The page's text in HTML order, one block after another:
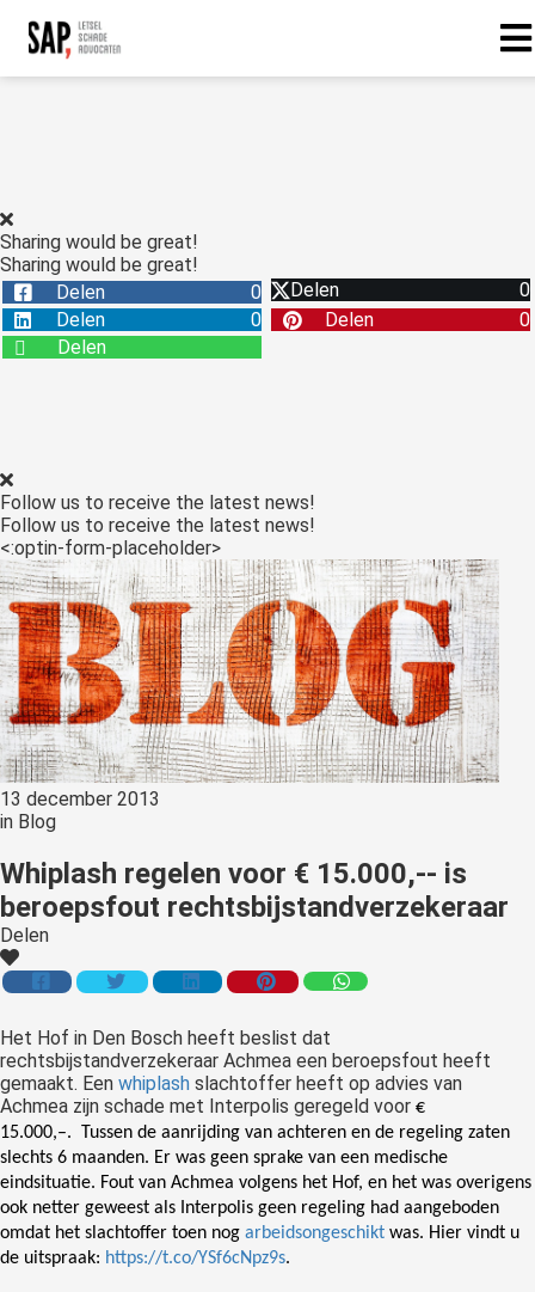
Sharing would be great!
Sharing would be great!
Delen
0 Delen
0
Delen
0 Delen
0
Delen
Follow us to receive the latest news!
Follow us to receive the latest news!
<:optin-form-placeholder>
13 december 2013
in Blog
Whiplash regelen voor € 15.000,-- is
beroepsfout rechtsbijstandverzekeraar
Delen
Het Hof in Den Bosch heeft beslist dat
rechtsbijstandverzekeraar Achmea een beroepsfout heeft
gemaakt. Een whiplash slachtoffer heeft op advies van
Achmea zijn schade met Interpolis geregeld voor €
15.000,–. Tussen de aanrijding van achteren en de regeling zaten
slechts 6 maanden. Er was geen sprake van een medische
eindsituatie. Fout van Achmea volgens het Hof, en het was overigens
ook netter geweest als Interpolis geen regeling had aangeboden
omdat het slachtoffer toen nog arbeidsongeschikt was. Hier vindt u
de uitspraak: https://t.co/YSf6cNpz9s.